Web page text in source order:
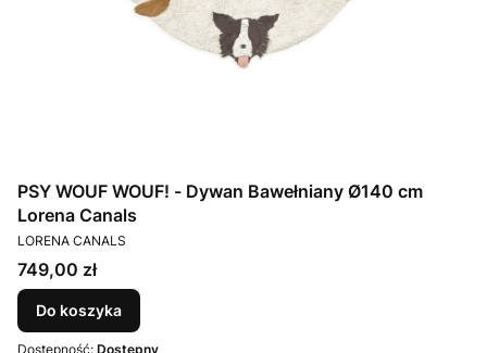
PSY WOUF WOUF! - Dywan Bawełniany Ø140 cm
Lorena Canals
PRODUCENT
LORENA CANALS
Cena
749,00 zł
Do koszyka
Dostępność: Dostępny